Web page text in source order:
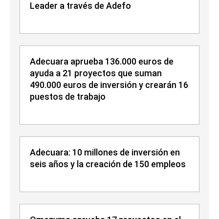
Leader a través de Adefo
Adecuara aprueba 136.000 euros de
ayuda a 21 proyectos que suman
490.000 euros de inversión y crearán 16
puestos de trabajo
Adecuara: 10 millones de inversión en
seis años y la creación de 150 empleos